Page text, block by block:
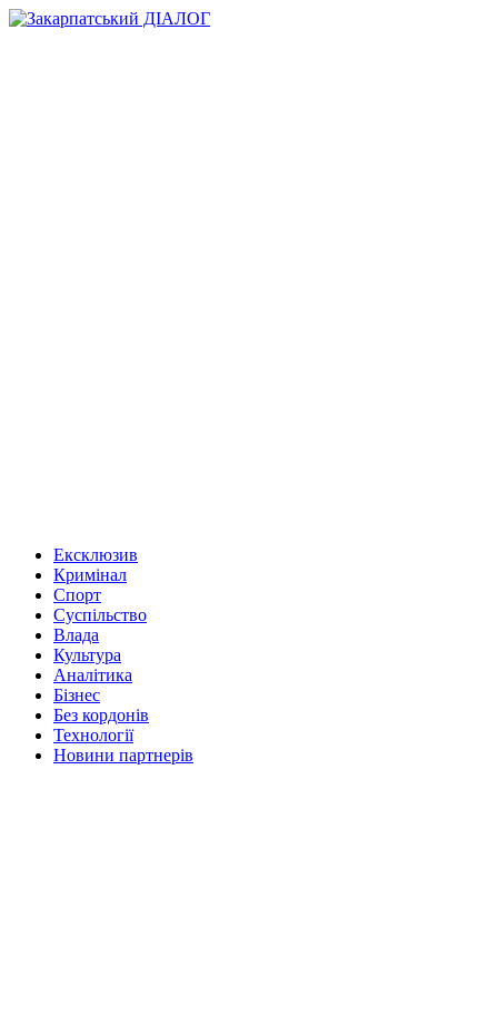
Ексклюзив
Кримінал
Спорт
Суспільство
Влада
Культура
Аналітика
Бізнес
Без кордонів
Технології
Новини партнерів